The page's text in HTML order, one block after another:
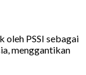
oleh PSSI sebagai
menggantikan